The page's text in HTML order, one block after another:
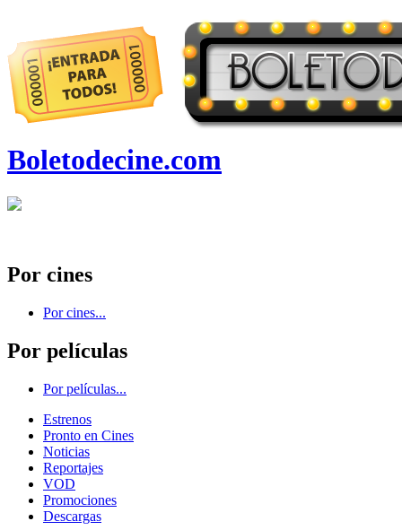
Boletodecine.com
Por cines
Por cines...
Por películas
Por películas...
Estrenos
Pronto en Cines
Noticias
Reportajes
VOD
Promociones
Descargas